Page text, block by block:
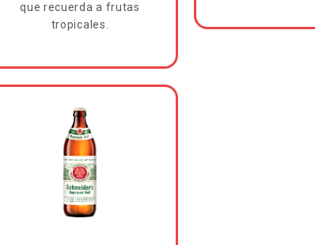
que recuerda a frutas
tropicales.